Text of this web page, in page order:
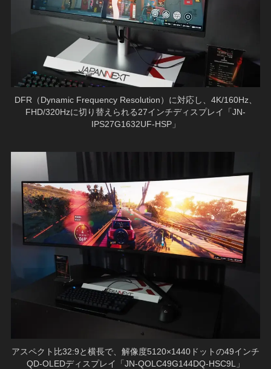
DFR（Dynamic Frequency Resolution）に対応し、4K/160Hz、
FHD/320Hzに切り替えられる27インチディスプレイ「JN-
IPS27G1632UF-HSP」
アスペクト比32:9と横長で、解像度5120×1440ドットの49インチ
QD-OLEDディスプレイ「JN-QOLC49G144DQ-HSC9L」